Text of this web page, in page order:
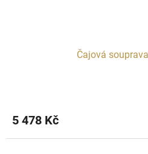
Čajová
5 478 Kč